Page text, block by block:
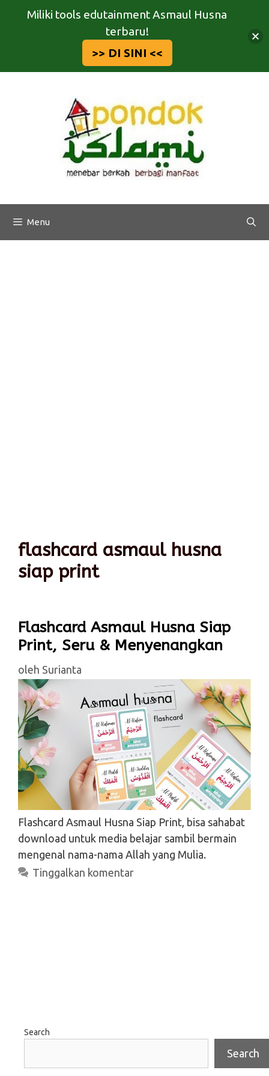
Menu
flashcard asmaul husna
siap print
Flashcard Asmaul Husna Siap
Print, Seru & Menyenangkan
oleh Surianta
Flashcard Asmaul Husna Siap Print, bisa sahabat
download untuk media belajar sambil bermain
mengenal nama-nama Allah yang Mulia.
Tinggalkan komentar
Search
Search
Miliki tools edutainment Asmaul Husna
terbaru!
>> DI SINI <<